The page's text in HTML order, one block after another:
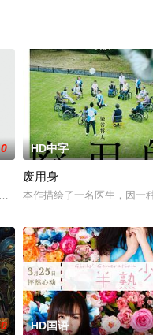
始了舞蹈生涯。朱音为
对名利和行业压力的复杂压力
只羊和他人发生冲突，失手将
HD中字
废用身
本作描绘了一名医生，因
HD国语